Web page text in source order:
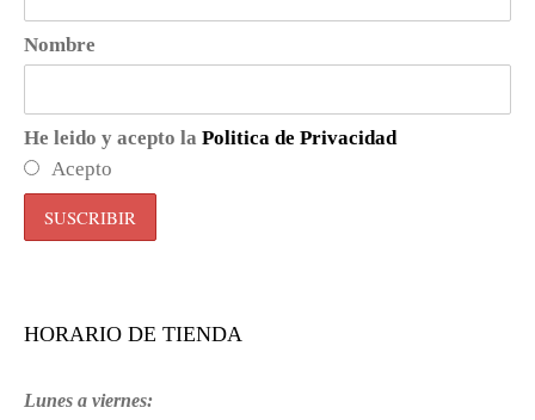
Nombre
He leido y acepto la Politica de Privacidad
Acepto
HORARIO DE TIENDA
Lunes a viernes: